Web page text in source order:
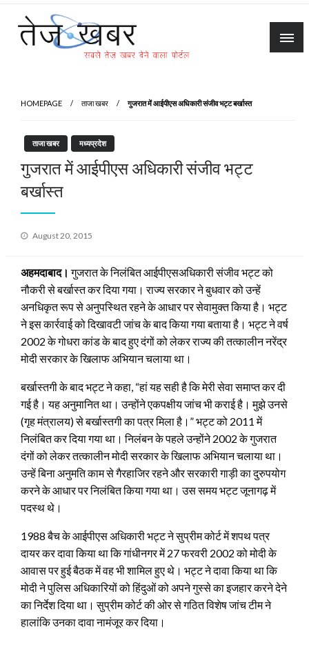
Skip
content
HOMEPAGE ताजा खबर गुजरात में आईपीएस अधिकारी संजीव भट्ट बर्खास्त
ताजा खबर मध्यप्रदेश
गुजरात में आईपीएस अधिकारी संजीव भट्ट
बर्खास्त
Posted
August 20, 2015
अहमदाबाद।गुजरात के निलंबित आईपीएसअधिकारी संजीव भट्ट को
नौकरी से बर्खास्त कर दिया गया। राज्य सरकार ने बुधवार को उन्हें
अनधिकृत रूप से अनुपस्थित रहने के आधार पर सेवामुक्त किया है। भट्ट
ने इस कार्रवाई को दिखावटी जांच के बाद किया गया बताया है। भट्ट ने वर्ष
2002 के गोधरा कांड के बाद हुए दंगों को लेकर राज्य की तत्कालीन नरेंद्र
मोदी सरकार के खिलाफ अभियान चलाया था।
बर्खास्तगी के बाद भट्ट ने कहा, “हां यह सही है कि मेरी सेवा समाप्त कर दी
गई है। यह अनुमानित था। उन्होंने एकपक्षीय जांच भी कराई है। मुझे उनसे
(गृह मंत्रालय) से बर्खास्तगी का पत्र मिला है।” भट्ट को 2011 में
निलंबित कर दिया गया था। निलंबन के पहले उन्होंने 2002 के गुजरात
दंगों को लेकर तत्कालीन मोदी सरकार के खिलाफ अभियान चलाया था।
उन्हें बिना अनुमति काम से गैरहाजिर रहने और सरकारी गाड़ी का दुरुपयोग
करने के आधार पर निलंबित किया गया था। उस समय भट्ट जूनागढ़ में
पदस्थ थे।
1988 बैच के आईपीएस अधिकारी भट्ट ने सुप्रीम कोर्ट में शपथ पत्र
दायर कर दावा किया था कि गांधीनगर में 27 फरवरी 2002 को मोदी के
आवास पर हुई बैठक में वह भी शामिल हुए थे। भट्ट ने दावा किया था कि
मोदी ने पुलिस अधिकारियों को हिंदुओं को अपने गुस्से का इजहार करने देने
का निर्देश दिया था। सुप्रीम कोर्ट की ओर से गठित विशेष जांच टीम ने
हालांकि उनका दावा नामंजूर कर दिया।